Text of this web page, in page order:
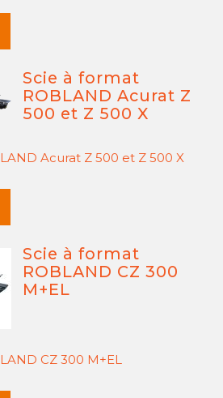
Scie à format
ROBLAND Acurat Z
500 et Z 500 X
Acurat Z 500 et Z 500 X
Scie à format
ROBLAND CZ 300
M+EL
CZ 300 M+EL